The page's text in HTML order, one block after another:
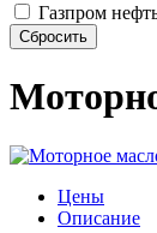
Газпром
Цены
Описание